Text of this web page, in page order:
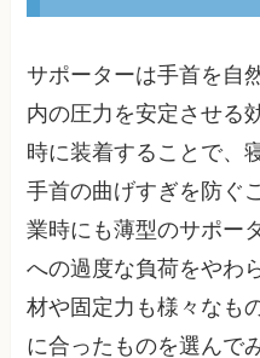
サポーターは手首を自
内の圧力を安定させる
時に装着することで、
手首の曲げすぎを防ぐ
業時にも薄型のサポー
への過度な負荷をやわ
材や固定力も様々なも
に合ったものを選んで